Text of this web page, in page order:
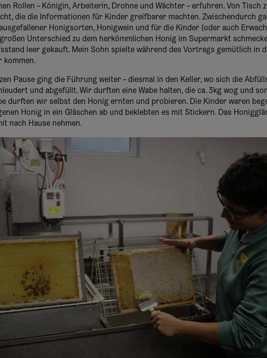
Rollen – Königin, Arbeiterin, Drohne und Wächter – erfuhren. Von Tisch
die die Informationen für Kinder greifbarer machten. Zwischendurch
Honigsorten, Honigwein und für die Kinder (oder auch
Unterschied zu dem herkömmlichen Honig im Supermarkt
leer gekauft. Mein Sohn spielte während des Vortrags gemütlich in
kommen.
Pause ging die Führung weiter – diesmal in den Keller, wo sich die
und abgefüllt. Wir durften eine Wabe halten, die ca. 3kg wog und
durften wir selbst den Honig ernten und probieren. Die Kinder waren
Honig in ein Gläschen ab und beklebten es mit Stickern. Das
nach Hause nehmen.